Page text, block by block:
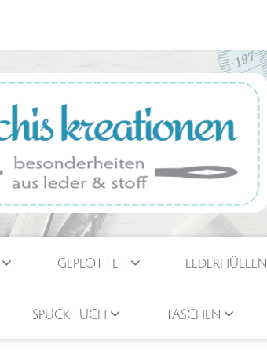
GEPLOTTET LEDERHÜLLEN
SPUCKTUCH TASCHEN